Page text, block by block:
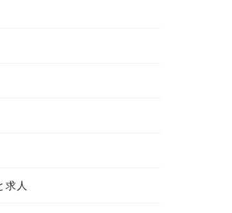
求人